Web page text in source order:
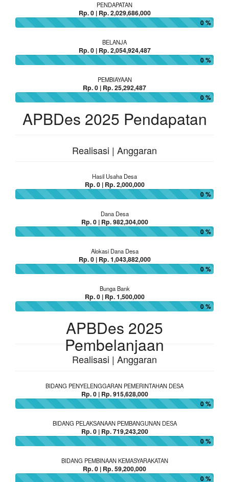
PENDAPATAN
Rp. 0 | Rp. 2,029,686,000
0 %
BELANJA
Rp. 0 | Rp. 2,054,924,487
0 %
PEMBIAYAAN
Rp. 0 | Rp. 25,292,487
0 %
APBDes 2025 Pendapatan
Realisasi | Anggaran
Hasil Usaha Desa
Rp. 0 | Rp. 2,000,000
0 %
Dana Desa
Rp. 0 | Rp. 982,304,000
0 %
Alokasi Dana Desa
Rp. 0 | Rp. 1,043,882,000
0 %
Bunga Bank
Rp. 0 | Rp. 1,500,000
0 %
APBDes 2025
Pembelanjaan
Realisasi | Anggaran
BIDANG PENYELENGGARAN PEMERINTAHAN DESA
Rp. 0 | Rp. 915,628,000
0 %
BIDANG PELAKSANAAN PEMBANGUNAN DESA
Rp. 0 | Rp. 719,243,200
0 %
BIDANG PEMBINAAN KEMASYARAKATAN
Rp. 0 | Rp. 59,200,000
0 %